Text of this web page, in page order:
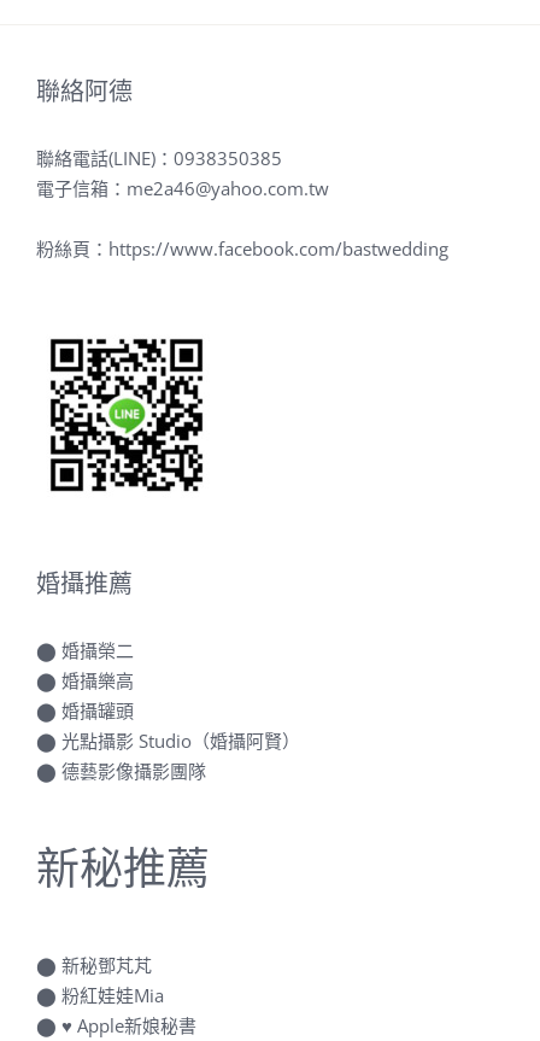
聯絡阿德
聯絡電話(LINE)： 0938350385
電子信箱： me2a46@yahoo.com.tw
粉絲頁： https://www.facebook.com/bastwedding
婚攝推薦
⬤ 婚攝榮二
⬤ 婚攝樂高
⬤ 婚攝罐頭
⬤ 光點攝影 Studio（婚攝阿賢）
⬤ 德藝影像攝影團隊
新秘推薦
⬤ 新秘鄧芃芃
⬤ 粉紅娃娃Mia
⬤ ♥ Apple新娘秘書